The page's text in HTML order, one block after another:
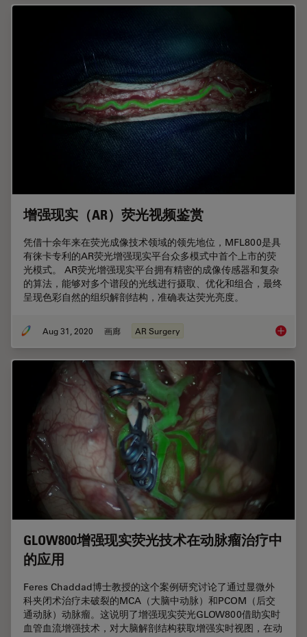
增强现实（AR）荧光视频鉴赏
凭借十余年来在荧光成像技术领域的领先地位，MFL800是具
有徕卡专利的AR荧光增强现实平台众多模式中首个上市的荧
光模式。 AR荧光增强现实平台拥有精密的成像传感器和复杂
的算法，能够对多个谱段的光线进行摄取、优化和组合，最终
呈现色彩自然的组织解剖结构，准确表达荧光亮度。
Aug 31, 2020 画廊 AR Surgery 增强现
GLOW800增强现实荧光技术在动脉瘤治疗中
的应用
Feres Chaddad博士教授的这个案例研究讨论了通过显微外
科夹闭术治疗未破裂的MCA（大脑中动脉）和PCOM（后交
通动脉）动脉瘤。这说明了增强现实荧光GLOW800借助实时
血管血流增强技术，对大脑解剖结构获取增强实时视图，在动